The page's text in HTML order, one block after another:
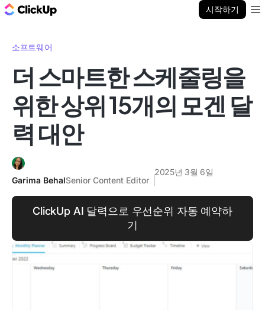
시작하기
소프트웨어
더 스마트한 스케줄링을
위한 상위 15개의 모겐 달
력 대안
Garima BehalSenior Content Editor
2025년 3월 6일
ClickUp AI 달력으로 우선순위 자동 예약하
기